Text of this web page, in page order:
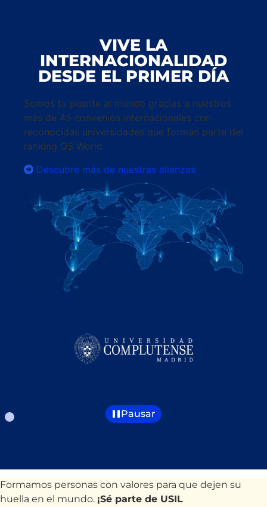
VIVE LA
INTERNACIONALIDAD
DESDE EL PRIMER DÍA
Somos tu puente al mundo gracias a nuestros
más de 45 convenios internacionales con
reconocidas universidades que forman parte del
ranking QS World.
Descubre más de nuestras alianzas
Pausar
Formamos personas con valores para que dejen su
huella en el mundo. ¡Sé parte de USIL